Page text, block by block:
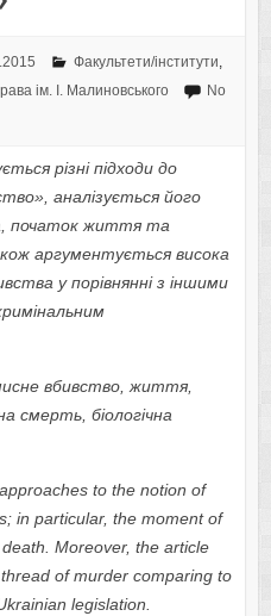
Факультети/інститути,
ім. І. Малиновського
No
різні підходи до
аналізується його
початок життя та
аргументується висока
у порівнянні з іншими
вбивство, життя,
смерть, біологічна
to the notion of
in particular, the moment of
Moreover, the article
of murder comparing to
legislation.